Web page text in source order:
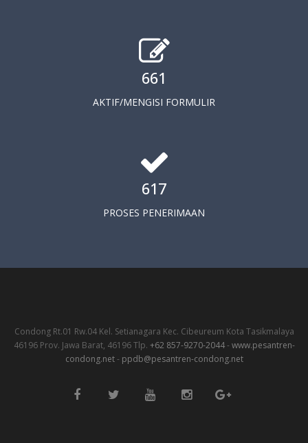
661
AKTIF/MENGISI FORMULIR
617
PROSES PENERIMAAN
Condong Rt.01 Rw.04 Kel. Setianagara Kec. Cibeureum Kota Tasikmalaya
46196 Prov. Jawa Barat, 46196 Tlp. +62 857-9270-2044-www.pesantren-
condong.net- ppdb@pesantren-condong.net